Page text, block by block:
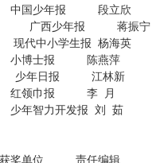
少年报 段立欣
广西少年报 蒋振宁
代中小学生报 杨海英
士报 陈燕萍
少年日报 江林新
领巾报 李 月
力开发报 刘 茹
位 责任编辑